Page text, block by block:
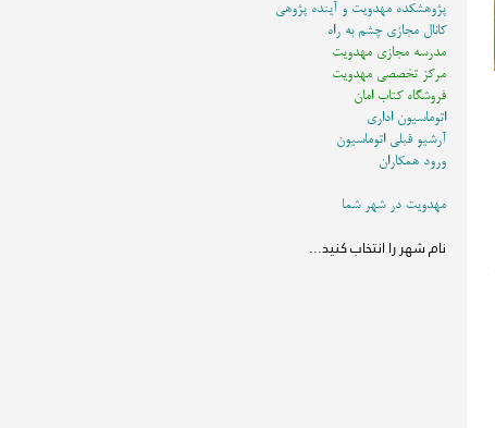
پژوهشکده مهدویت و آینده پژوهی
کانال مجازی چشم به راه
مدرسه مجازی مهدویت
مرکز تخصصی مهدویت
فروشگاه کتاب امان
اتوماسیون اداری
آرشیو قبلی اتوماسیون
ورود همکاران
مهدویت در شهر شما